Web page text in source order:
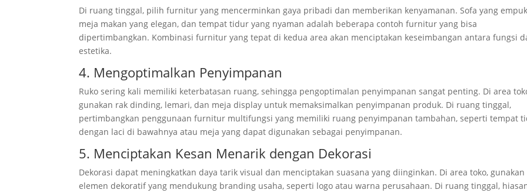
Di ruang tinggal, pilih furnitur yang mencerminkan gaya pribadi dan memberikan kenyamanan. Sofa yang
meja makan yang elegan, dan tempat tidur yang nyaman adalah beberapa contoh furnitur yang bisa
dipertimbangkan. Kombinasi furnitur yang tepat di kedua area akan menciptakan keseimbangan antara fungsi
estetika.
4. Mengoptimalkan Penyimpanan
Ruko sering kali memiliki keterbatasan ruang, sehingga pengoptimalan penyimpanan sangat penting. Di area
gunakan rak dinding, lemari, dan meja display untuk memaksimalkan penyimpanan produk. Di ruang tinggal,
pertimbangkan penggunaan furnitur multifungsi yang memiliki ruang penyimpanan tambahan, seperti tempat
dengan laci di bawahnya atau meja yang dapat digunakan sebagai penyimpanan.
5. Menciptakan Kesan Menarik dengan Dekorasi
Dekorasi dapat meningkatkan daya tarik visual dan menciptakan suasana yang diinginkan. Di area toko, gunakan
elemen dekoratif yang mendukung branding usaha, seperti logo atau warna perusahaan. Di ruang tinggal,